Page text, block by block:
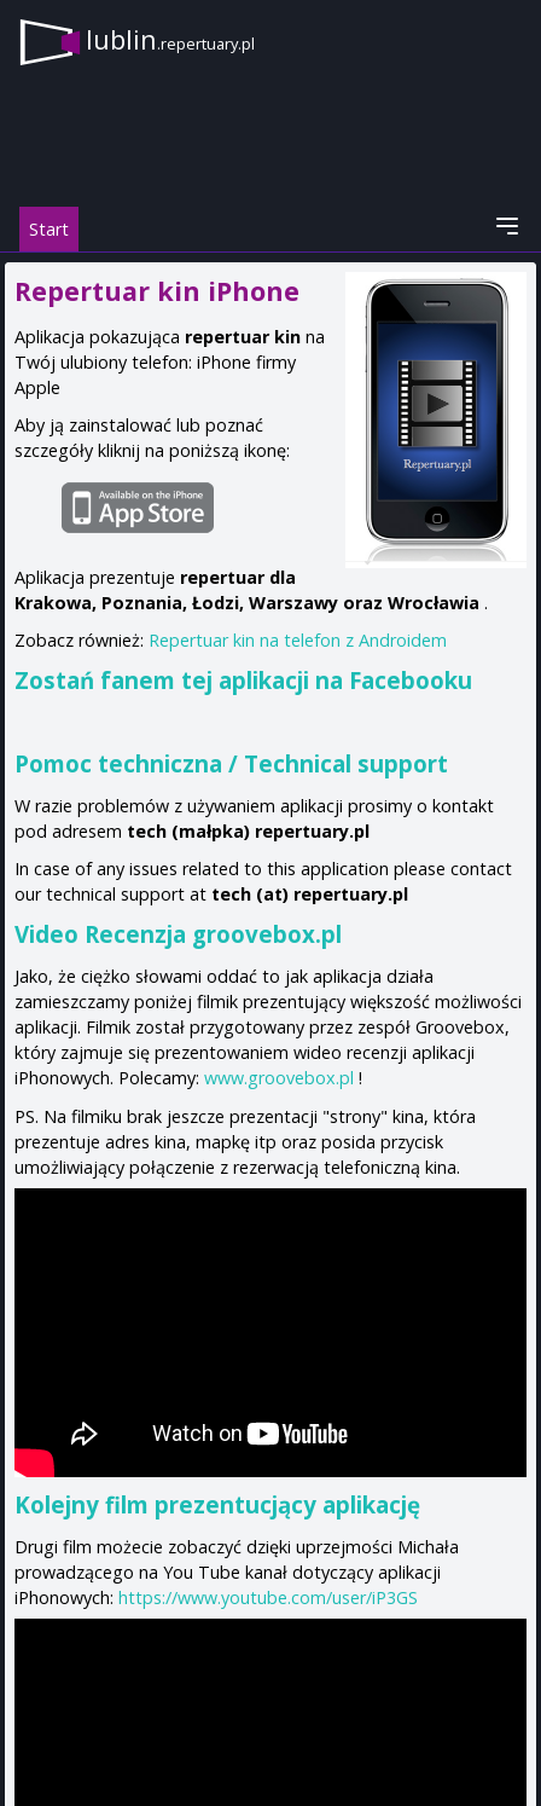
lublin.repertuary.pl
Start
Repertuar kin iPhone
Aplikacja pokazująca repertuar kin na
Twój ulubiony telefon: iPhone firmy
Apple
Aby ją zainstalować lub poznać
szczegóły kliknij na poniższą ikonę:
Aplikacja prezentuje repertuar dla
Krakowa, Poznania, Łodzi, Warszawy oraz Wrocławia .
Zobacz również: Repertuar kin na telefon z Androidem
Zostań fanem tej aplikacji na Facebooku
Pomoc techniczna / Technical support
W razie problemów z używaniem aplikacji prosimy o kontakt
pod adresem tech (małpka) repertuary.pl
In case of any issues related to this application please contact
our technical support at tech (at) repertuary.pl
Video Recenzja groovebox.pl
Jako, że ciężko słowami oddać to jak aplikacja działa
zamieszczamy poniżej filmik prezentujący większość możliwości
aplikacji. Filmik został przygotowany przez zespół Groovebox,
który zajmuje się prezentowaniem wideo recenzji aplikacji
iPhonowych. Polecamy: www.groovebox.pl !
PS. Na filmiku brak jeszcze prezentacji "strony" kina, która
prezentuje adres kina, mapkę itp oraz posida przycisk
umożliwiający połączenie z rezerwacją telefoniczną kina.
Kolejny film prezentucjący aplikację
Drugi film możecie zobaczyć dzięki uprzejmości Michała
prowadzącego na You Tube kanał dotyczący aplikacji
iPhonowych: https://www.youtube.com/user/iP3GS